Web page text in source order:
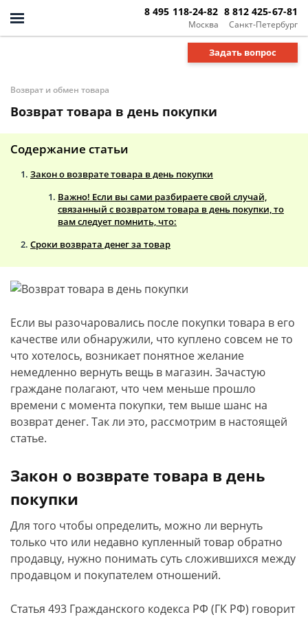
Москва
8 495 118-24-82
Санкт-Петербург
8 812 425-67-81
Задать вопрос
Возврат и обмен товара
Возврат товара в день покупки
Содержание статьи
Закон о возврате товара в день покупки
Важно! Если вы сами разбираете свой случай,
связанный с возвратом товара в день покупки, то
вам следует помнить, что:
Сроки возврата денег за товар
Если вы разочаровались после покупки товара в его
качестве или обнаружили, что куплено совсем не то
что хотелось, возникает понятное желание
немедленно вернуть вещь в магазин. Зачастую
граждане полагают, что чем меньше прошло
времени с момента покупки, тем выше шанс на
возврат денег. Так ли это, рассмотрим в настоящей
статье.
Закон о возврате товара в день
покупки
Для того чтобы определить, можно ли вернуть
только что или недавно купленный товар обратно
продавцу, нужно понимать суть сложившихся между
продавцом и покупателем отношений.
Статья 493 Гражданского кодекса РФ (ГК РФ) говорит